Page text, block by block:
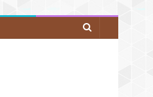
Search